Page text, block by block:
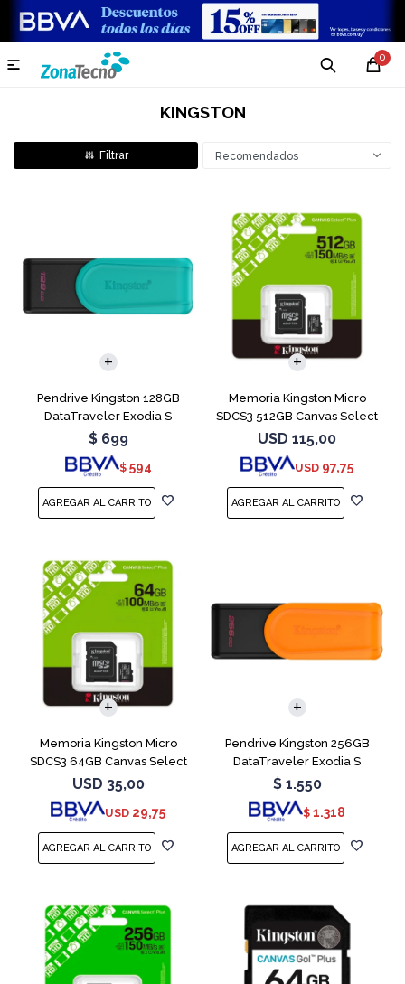
0

KINGSTON
Recomendados
Pendrive Kingston 128GB
DataTraveler Exodia S
Turquesa
$ 699
$ 594
Memoria Kingston Micro
SDCS3 512GB Canvas Select
Plus
USD 115,00
USD 97,75
Memoria Kingston Micro
SDCS3 64GB Canvas Select
Plus
USD 35,00
USD 29,75
Pendrive Kingston 256GB
DataTraveler Exodia S
Naranja
$ 1.550
$ 1.318